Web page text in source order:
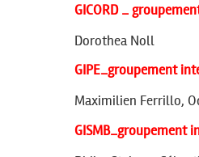
GICORD _
Dorothea Noll
GIPE_groupement
Maximilien Ferrillo,
GISMB_groupement